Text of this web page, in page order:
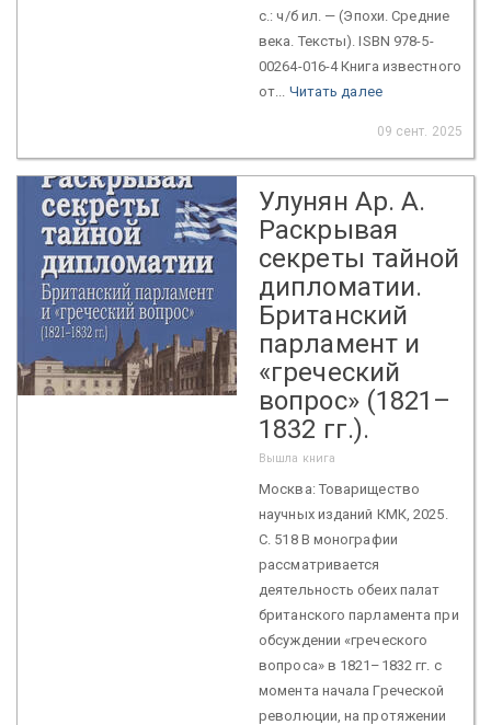
с.: ч/б ил. — (Эпохи. Средние
века. Тексты). ISBN 978-5-
00264-016-4 Книга известного
от... Читать далее
09 сент. 2025
Улунян Ар. А.
Раскрывая
секреты тайной
дипломатии.
Британский
парламент и
«греческий
вопрос» (1821–
1832 гг.).
Вышла книга
Москва: Товарищество
научных изданий КМК, 2025.
С. 518 В монографии
рассматривается
деятельность обеих палат
британского парламента при
обсуждении «греческого
вопроса» в 1821–1832 гг. с
момента начала Греческой
революции, на протяжении